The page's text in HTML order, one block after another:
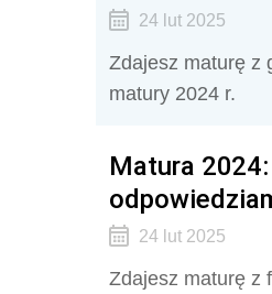
24 lut 2025
Zdajesz maturę z
matury 2024 r.
Matura
24 lut 2025
Zdajesz maturę z